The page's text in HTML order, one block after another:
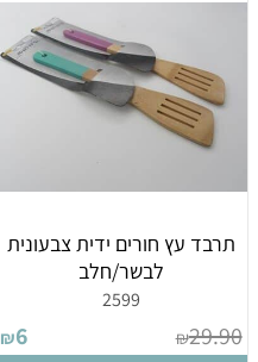
תרבד עץ חורים ידית צבעונית
לבשר/חלב
2599
₪29.90
₪6